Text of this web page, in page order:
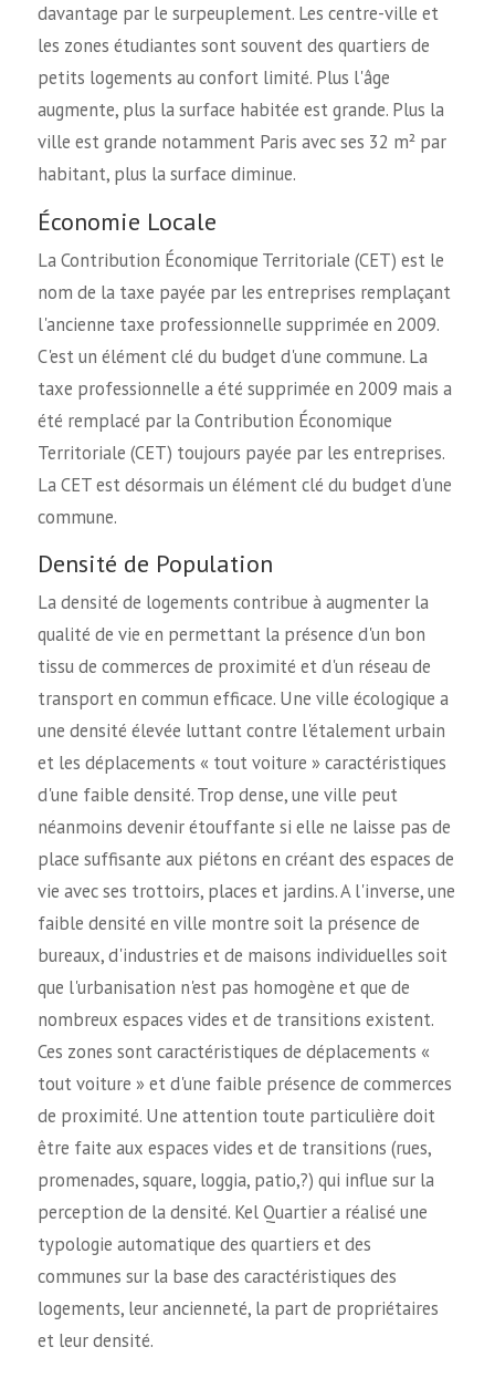
davantage par le surpeuplement. Les centre-ville et
les zones étudiantes sont souvent des quartiers de
petits logements au confort limité. Plus l'âge
augmente, plus la surface habitée est grande. Plus la
ville est grande notamment Paris avec ses 32 m² par
habitant, plus la surface diminue.
Économie Locale
La Contribution Économique Territoriale (CET) est le
nom de la taxe payée par les entreprises remplaçant
l'ancienne taxe professionnelle supprimée en 2009.
C'est un élément clé du budget d'une commune. La
taxe professionnelle a été supprimée en 2009 mais a
été remplacé par la Contribution Économique
Territoriale (CET) toujours payée par les entreprises.
La CET est désormais un élément clé du budget d'une
commune.
Densité de Population
La densité de logements contribue à augmenter la
qualité de vie en permettant la présence d'un bon
tissu de commerces de proximité et d'un réseau de
transport en commun efficace. Une ville écologique a
une densité élevée luttant contre l'étalement urbain
et les déplacements « tout voiture » caractéristiques
d'une faible densité. Trop dense, une ville peut
néanmoins devenir étouffante si elle ne laisse pas de
place suffisante aux piétons en créant des espaces de
vie avec ses trottoirs, places et jardins. A l'inverse, une
faible densité en ville montre soit la présence de
bureaux, d'industries et de maisons individuelles soit
que l'urbanisation n'est pas homogène et que de
nombreux espaces vides et de transitions existent.
Ces zones sont caractéristiques de déplacements «
tout voiture » et d'une faible présence de commerces
de proximité. Une attention toute particulière doit
être faite aux espaces vides et de transitions (rues,
promenades, square, loggia, patio,?) qui influe sur la
perception de la densité. Kel Quartier a réalisé une
typologie automatique des quartiers et des
communes sur la base des caractéristiques des
logements, leur ancienneté, la part de propriétaires
et leur densité.